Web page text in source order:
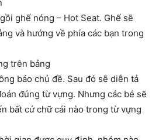
ghế nóng – Hot Seat. Ghế sẽ
và hướng về phía các bạn trong
trên bảng
báo chủ đề. Sau đó sẽ diễn tả
đúng từ vựng. Nhưng các bé sẽ
bất cứ chữ cái nào trong từ vựng